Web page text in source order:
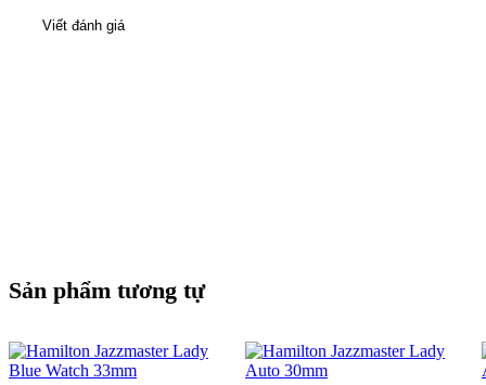
Viết đánh giá
Sản phẩm tương tự